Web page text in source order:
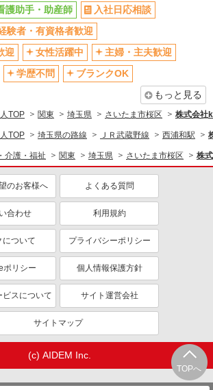
あり
各種手当（家族・役職・インセン
ティブなど）あり
研修制度あり
医療・介護・福祉
護助手・助産師
探す
ミドル（40代～）活躍中
社会保険あり
り
TOPへ
護助手・助産師
入社日応相談
験者・有資格者歓迎
迎
女性活躍中
主婦・主夫歓迎
学歴不問
ブランクOK
もっと見る
TOP 関東 埼玉県 さいたま市桜区 株式会社
TOP 埼玉県の路線 ＪＲ武蔵野線 西浦和駅
介護・福祉 関東 埼玉県 さいたま市桜区 株
のお客様へ よくある質問
合わせ 利用規約
について プライバシーポリシー
ポリシー 個人情報保護方針
ビスについて サイト運営会社
サイトマップ
(c) AIDEM Inc.